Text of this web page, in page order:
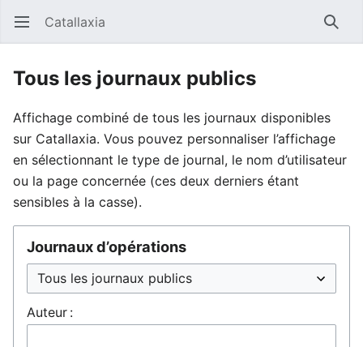
Ouvrir le menu principal Catallaxia
Tous les journaux publics
Affichage combiné de tous les journaux disponibles
sur Catallaxia. Vous pouvez personnaliser l’affichage
en sélectionnant le type de journal, le nom d’utilisateur
ou la page concernée (ces deux derniers étant
sensibles à la casse).
Journaux d’opérations
Auteur :